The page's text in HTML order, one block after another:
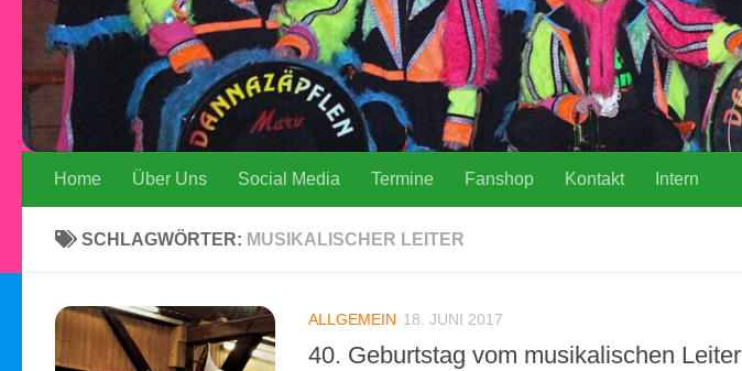
Home Über Uns Social Media Termine Fanshop Kontakt Intern
SCHLAGWÖRTER: MUSIKALISCHER LEITER
ALLGEMEIN 18. JUNI 2017
40. Geburtstag vom musikalischen Leiter